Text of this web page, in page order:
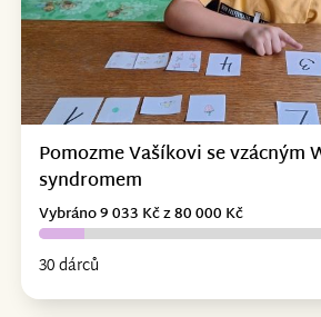
Pomozme Vašíkovi se vzácným
syndromem
30 dárců
Vybráno 9 033 Kč z 80 000 Kč